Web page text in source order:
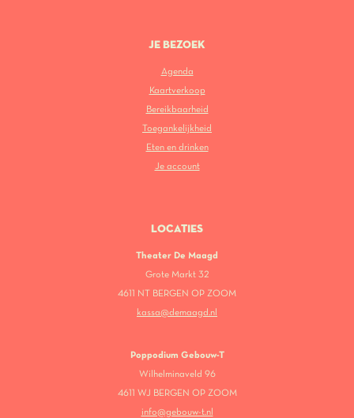
JE BEZOEK
Agenda
Kaartverkoop
Bereikbaarheid
Toegankelijkheid
Eten en drinken
Je account
LOCATIES
Theater De Maagd
Grote Markt 32
4611 NT BERGEN OP ZOOM
kassa@demaagd.nl
Poppodium Gebouw-T
Wilhelminaveld 96
4611 WJ BERGEN OP ZOOM
info@gebouw-t.nl